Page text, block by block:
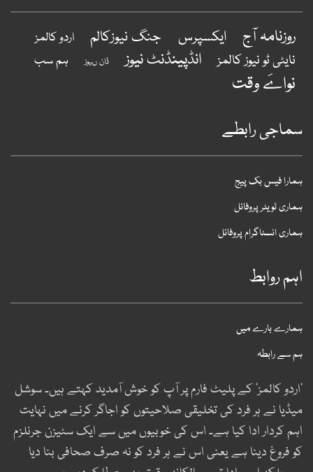
روزنامہ آج ایکسپرس جنگ نیوزکالم اردو کالمز
نایٹی ٹو نیوز کالمز انڈپینڈنٹ نیوز ڈان ںیوز ہم سب
نواےَ وقت
رابطے
فیس بک پیج
ٹویٹر پروفائل
انسٹاگرام پروفائل
روابط
بارے میں
سے رابطہ
کالمز‘ کے پلیٹ فارم پر آپ کو خوش آمدید کہتے ہیں۔ سوشل
نے ہر فرد کی تخلیقی صلاحیتوں کو اجاگر کرنے میں نہایت
کردار ادا کیا ہے۔ اس کی خوبیوں میں سے ایک سٹیزن جرنلزم
فروغ دینا ہے یعنی اس نے ہر فرد کو نہ صرف صحافی بنا دیا